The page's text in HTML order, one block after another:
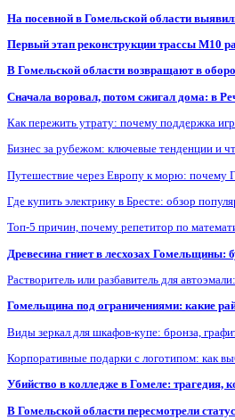
На посевной в Гомельской области
Первый этап реконструкции трассы М10
В Гомельской области возвращают в
Сначала воровал, потом сжигал дома: в
Как пережить утрату: почему поддержка
Бизнес за рубежом: ключевые тенденции и
Путешествие через Европу к морю: почему
Где купить электрику в Бресте: обзор
Топ-5 причин, почему репетитор по
Древесина гниет в лесхозах Гомельщины:
Растворитель или разбавитель для
Гомельщина под ограничениями: какие
Виды зеркал для шкафов-купе: бронза,
Корпоративные подарки с логотипом: как
Убийство в колледже в Гомеле: трагедия,
В Гомельской области пересмотрели